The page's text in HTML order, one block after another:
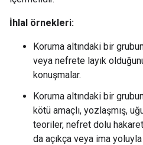
İhlal örnekleri:
Koruma altındaki bir
veya nefrete layık
konuşmalar.
Koruma altındaki bir
kötü amaçlı, yozlaşmış,
teoriler, nefret dolu
da açıkça veya ima